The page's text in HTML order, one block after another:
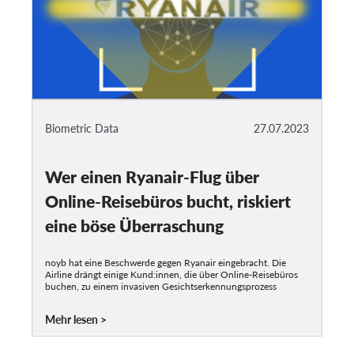
27.07.2023
Biometric Data
Wer einen Ryanair-Flug über
Online-Reisebüros bucht, riskiert
eine böse Überraschung
noyb hat eine Beschwerde gegen Ryanair eingebracht. Die
Airline drängt einige Kund:innen, die über Online-Reisebüros
buchen, zu einem invasiven Gesichtserkennungsprozess
Mehr lesen